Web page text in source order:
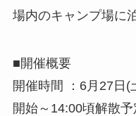
場内のキャンプ場に
■開催概要
開催時間 ：6月27日
開始～14:00頃解散予